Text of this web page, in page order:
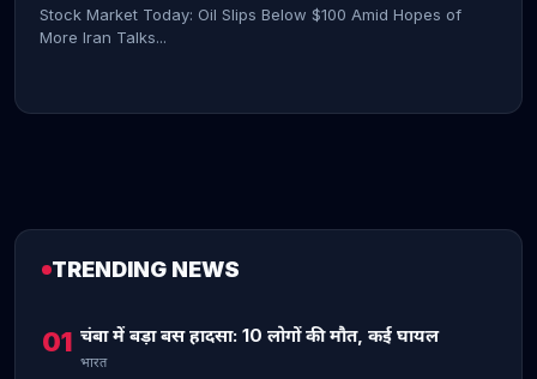
Stock Market Today: Oil Slips Below $100 Amid Hopes of
More Iran Talks...
TRENDING NEWS
01 चंबा में बड़ा बस हादसा: 10 लोगों की मौत, कई घायल
भारत